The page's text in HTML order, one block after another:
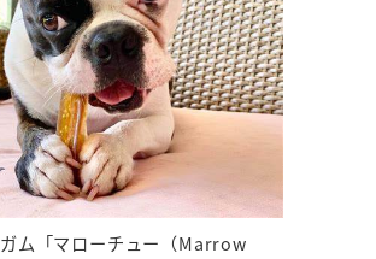
ム「マローチュー（Marrow